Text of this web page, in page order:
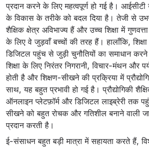
प्रदान करने के लिए महत्वपूर्ण हो गई है। आईसीटी
के विकास के तरीके को बदल दिया है। तेजी से
शैक्षिक क्षेत्र अविभाज्य हैं और उच्च शिक्षा में
के लिए वे जुड़वाँ बच्चों की तरह हैं। हालाँकि,
डिजिटल पहुंच से जुड़ी चुनौतियों का समाधान
शिक्षा के लिए निरंतर निगरानी, ​​विचार-मंथन और
होती है और शिक्षण-सीखने की प्रक्रिया में
साथ, यह बहुत प्रभावी हो गई है। प्रौद्योगिकी
ऑनलाइन प्लेटफ़ॉर्म और डिजिटल लाइब्रेरी तक
सीखने को बहुत रोचक और गतिशील बनाने वाली
प्रदान करती है।
ई-संसाधन बहुत बड़ी मात्रा में सहायता करते हैं,